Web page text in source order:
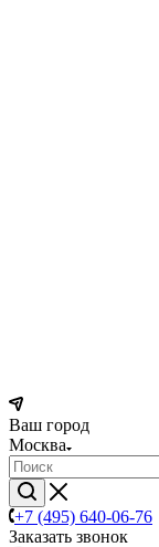
Ваш город
Москва
+7 (495) 640-06-76
Заказать звонок